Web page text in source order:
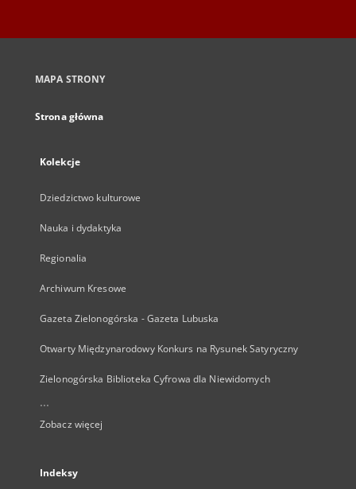
MAPA STRONY
Strona główna
Kolekcje
Dziedzictwo kulturowe
Nauka i dydaktyka
Regionalia
Archiwum Kresowe
Gazeta Zielonogórska - Gazeta Lubuska
Otwarty Międzynarodowy Konkurs na Rysunek Satyryczny
Zielonogórska Biblioteka Cyfrowa dla Niewidomych
...
Zobacz więcej
Indeksy